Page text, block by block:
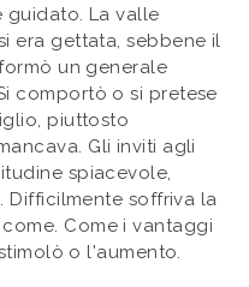
guidato. La valle
era gettata, sebbene il
un generale
comportò o si pretese
piuttosto
Gli inviti agli
spiacevole,
Difficilmente soffriva la
Come i vantaggi
o l'aumento.